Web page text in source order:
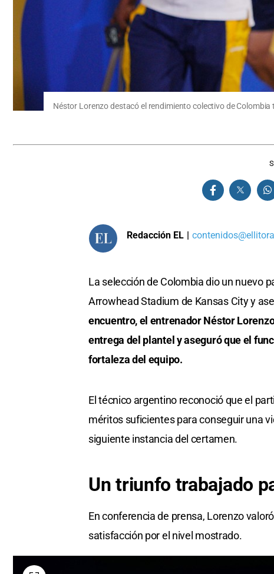
Néstor Lorenzo destacó el rendimiento colectivo de
Redacción EL |
La selección de Colombia dio un nuevo
Arrowhead Stadium de Kansas City y
encuentro, el entrenador Néstor
entrega del plantel y aseguró que el
fortaleza del equipo.
El técnico argentino reconoció que el
méritos suficientes para conseguir una
siguiente instancia del certamen.
Un triunfo trabajado
En conferencia de prensa, Lorenzo
satisfacción por el nivel mostrado.